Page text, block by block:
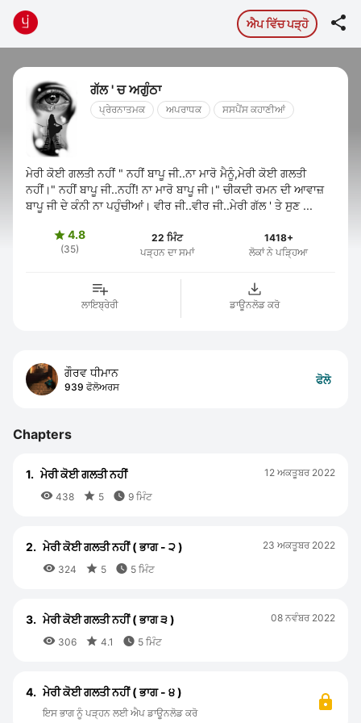
ਐਪ ਵਿੱਚ ਪੜ੍ਹੋ 
ਗੱਲ ' ਚ ਅਗੁੰਠਾ
ਪ੍ਰੇਰਨਾਤਮਕ ਅਪਰਾਧਕ ਸਸਪੈਂਸ ਕਹਾਣੀਆਂ
ਮੇਰੀ ਕੋਈ ਗਲਤੀ ਨਹੀਂ " ਨਹੀਂ ਬਾਪੂ ਜੀ..ਨਾ ਮਾਰੋ ਮੈਨੂੰ,ਮੇਰੀ ਕੋਈ ਗਲਤੀ
ਨਹੀਂ।" ਨਹੀਂ ਬਾਪੂ ਜੀ..ਨਹੀਂ! ਨਾ ਮਾਰੋ ਬਾਪੂ ਜੀ।" ਚੀਕਦੀ ਰਮਨ ਦੀ ਆਵਾਜ਼
ਬਾਪੂ ਜੀ ਦੇ ਕੰਨੀ ਨਾ ਪਹੁੰਚੀਆਂ। ਵੀਰ ਜੀ..ਵੀਰ ਜੀ..ਮੇਰੀ ਗੱਲ ' ਤੇ ਸੁਣ ...
4.8
(35)
22 ਮਿੰਟ
ਪੜ੍ਹਨ ਦਾ ਸਮਾਂ
1418+
ਲੋਕਾਂ ਨੇ ਪੜ੍ਹਿਆ
ਲਾਇਬ੍ਰੇਰੀ ਡਾਊਨਲੋਡ ਕਰੋ
ਗੌਰਵ ਧੀਮਾਨ
939 ਫੋਲੋਅਰਸ
ਫੋਲੋ
Chapters
1. ਮੇਰੀ ਕੋਈ ਗਲਤੀ ਨਹੀਂ
 438  5  9 ਮਿੰਟ
12 ਅਕਤੂਬਰ 2022
2. ਮੇਰੀ ਕੋਈ ਗਲਤੀ ਨਹੀਂ ( ਭਾਗ - ੨ )
 324  5  5 ਮਿੰਟ
23 ਅਕਤੂਬਰ 2022
3. ਮੇਰੀ ਕੋਈ ਗਲਤੀ ਨਹੀਂ ( ਭਾਗ ੩ )
 306  4.1  5 ਮਿੰਟ
08 ਨਵੰਬਰ 2022
4. ਮੇਰੀ ਕੋਈ ਗਲਤੀ ਨਹੀਂ ( ਭਾਗ - ੪ )
ਇਸ ਭਾਗ ਨੂੰ ਪੜ੍ਹਨ ਲਈ ਐਪ ਡਾਊਨਲੋਡ ਕਰੋ